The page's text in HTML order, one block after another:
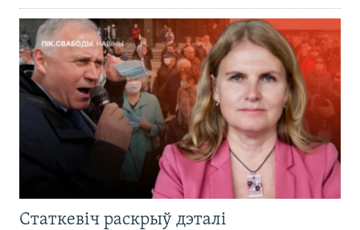
Статкевіч раскрыў дэталі